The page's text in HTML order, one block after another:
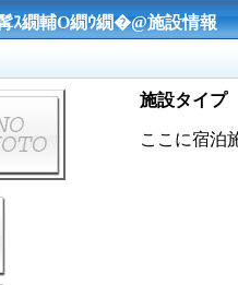
ｽ繝輔Ο繝ｳ繝�@施設情報
施設タイプ
ここに宿泊